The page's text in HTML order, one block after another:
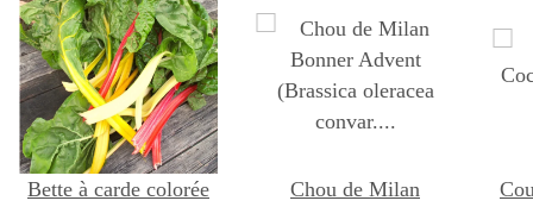
Bette à carde colorée
Chou de Milan